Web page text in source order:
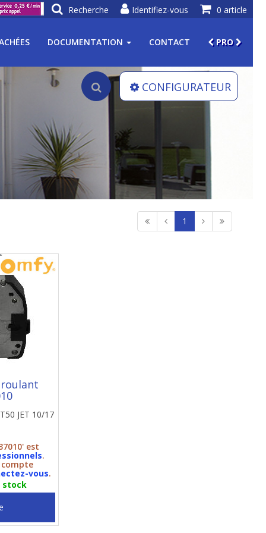
0 article
Identifiez-vous
Recherche
DOCUMENTATION CONTACT PRO
CONFIGURATEUR
1
JET 10/17
est
.
compte
vous.
stock